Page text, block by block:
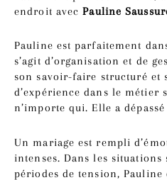
endroit avecPauline
Pauline est parfaitement
s’agit d’organisation et de
son savoir-faire structuré et
d’expérience dans le métier
n’importe qui. Elle a
Un mariage est rempli
intenses. Dans les situations
périodes de tension,